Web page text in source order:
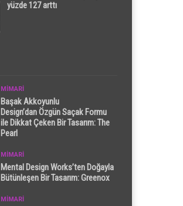
yüzde 127 arttı
MİMARİ
Başak Akkoyunlu
Design’dan Özgün Saçak Formu
ile Dikkat Çeken Bir Tasarım: The
Pearl
MİMARİ
Mental Design Works’ten Doğayla
Bütünleşen Bir Tasarım: Greenox
MİMARİ